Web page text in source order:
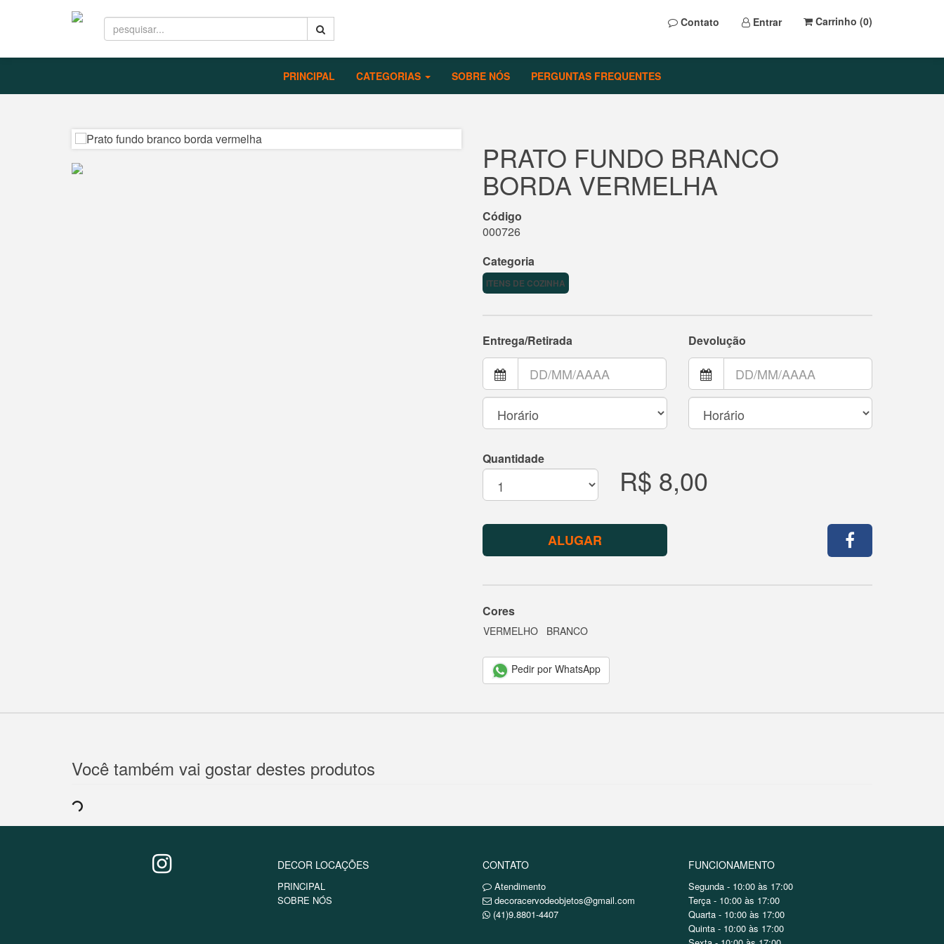
Contato Entrar Carrinho (0)
PRINCIPAL CATEGORIAS SOBRE NÓS PERGUNTAS FREQUENTES
PRATO FUNDO BRANCO
BORDA VERMELHA
Código
000726
Categoria
ITENS DE COZINHA
Entrega/Retirada Devolução
Quantidade
R$ 8,00
ALUGAR
Cores
VERMELHO BRANCO
Pedir por WhatsApp
Você também vai gostar destes produtos
DECOR LOCAÇÕES
PRINCIPAL
SOBRE NÓS
CONTATO
Atendimento
decoracervodeobjetos@gmail.com
(41)9.8801-4407
FUNCIONAMENTO
Segunda - 10:00 às 17:00
Terça - 10:00 às 17:00
Quarta - 10:00 às 17:00
Quinta - 10:00 às 17:00